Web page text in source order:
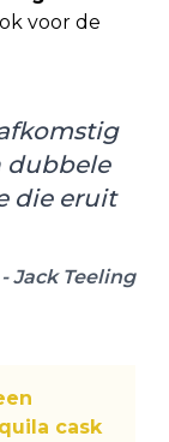
voor de
dubbele
die eruit
- Jack Teeling
cask